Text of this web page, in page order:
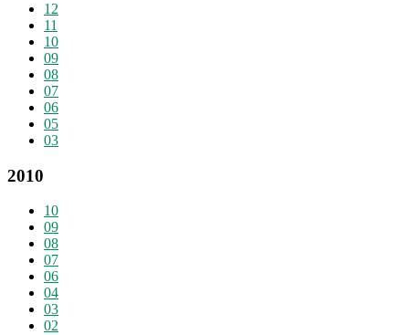
12
11
10
09
08
07
06
05
03
2010
10
09
08
07
06
04
03
02